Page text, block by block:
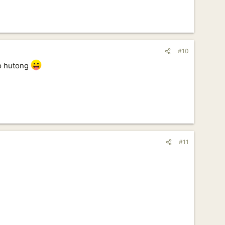
#10
hutong
#11